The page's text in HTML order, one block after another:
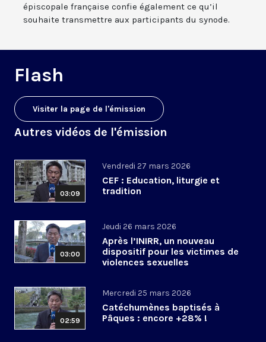
épiscopale française confie également ce qu’il
souhaite transmettre aux participants du synode.
Flash
Visiter la page de l'émission
Autres vidéos de l'émission
03:09
Vendredi 27 mars 2026
CEF : Education, liturgie et
tradition
03:00
Jeudi 26 mars 2026
Après l’INIRR, un nouveau
dispositif pour les victimes de
violences sexuelles
02:59
Mercredi 25 mars 2026
Catéchumènes baptisés à
Pâques : encore +28% !